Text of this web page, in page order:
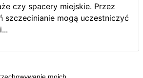
czy spacery miejskie. Przez
szczecinianie mogą uczestniczyć